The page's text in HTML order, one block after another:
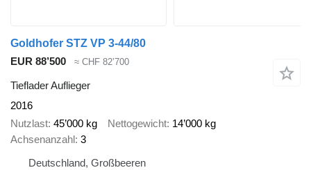
Goldhofer STZ VP 3-44/80
EUR 88’500
≈ CHF 82’700
Tieflader Auflieger
2016
Nutzlast 45’000 kg Nettogewicht 14’000 kg
Achsenanzahl 3
Deutschland, Großbeeren